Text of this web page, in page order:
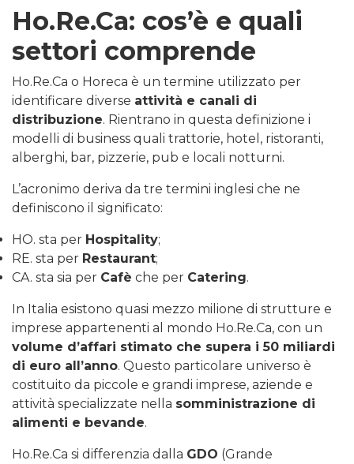
Ho.Re.Ca: cos’è e quali
settori comprende
Ho.Re.Ca o Horeca è un termine utilizzato per
identificare diverse attività e canali di
distribuzione. Rientrano in questa definizione i
modelli di business quali trattorie, hotel, ristoranti,
alberghi, bar, pizzerie, pub e locali notturni.
L’acronimo deriva da tre termini inglesi che ne
definiscono il significato:
HO. sta per Hospitality;
RE. sta per Restaurant;
CA. sta sia per Cafè che per Catering.
In Italia esistono quasi mezzo milione di strutture e
imprese appartenenti al mondo Ho.Re.Ca, con un
volume d’affari stimato che supera i 50 miliardi
di euro all’anno. Questo particolare universo è
costituito da piccole e grandi imprese, aziende e
attività specializzate nella somministrazione di
alimenti e bevande.
Ho.Re.Ca si differenzia dalla GDO (Grande